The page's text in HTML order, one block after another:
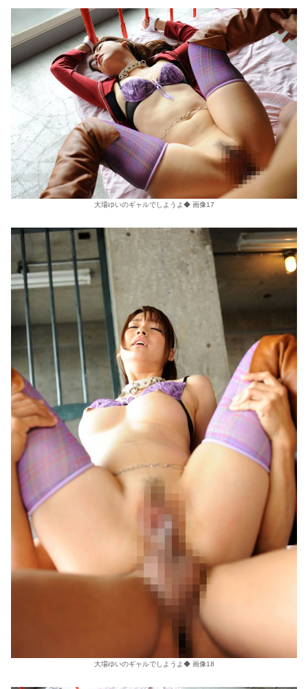
大場ゆいのギャルでしようよ◆ 画像17
大場ゆいのギャルでしようよ◆ 画像18